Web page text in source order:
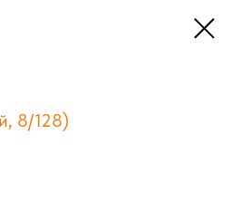
8/128)